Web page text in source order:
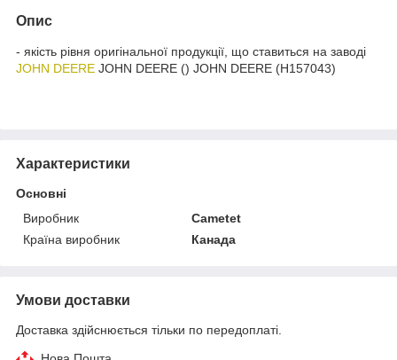
Опис
- якість рівня оригінальної продукції, що ставиться на заводі
JOHN DEERE JOHN DEERE () JOHN DEERE (H157043)
Характеристики
Основні
Виробник
Cametet
Країна виробник
Канада
Умови доставки
Доставка здійснюється тільки по передоплаті.